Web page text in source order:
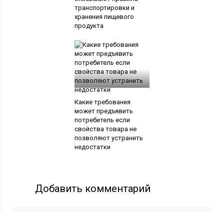
транспортировки и
хранения пищевого
продукта
Какие требования
может предъявить
потребитель если
свойства товара не
позволяют устранить
недостатки
Добавить комментарий